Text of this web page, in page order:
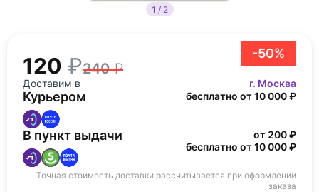
1 / 2
-50%
120 240
Доставим в г. Москва
Курьером бесплатно от 10 000 ₽
В пункт выдачи
от 200 ₽
бесплатно от 10 000 ₽
Точная стоимость доставки рассчитывается при оформлении
заказа